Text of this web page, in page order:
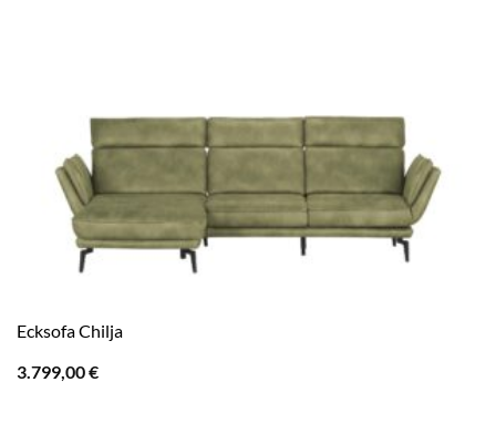
Ecksofa Chilja
3.799,00€